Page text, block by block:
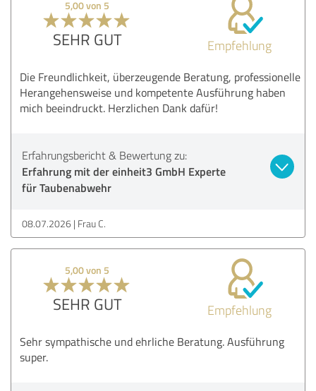
5,00 von 5
SEHR GUT Empfehlung
Die Freundlichkeit, überzeugende Beratung, professionelle
Herangehensweise und kompetente Ausführung haben
mich beeindruckt. Herzlichen Dank dafür!
Erfahrungsbericht & Bewertung zu:
Erfahrung mit der einheit3 GmbH Experte
für Taubenabwehr
08.07.2026 Frau C.
5,00 von 5
SEHR GUT Empfehlung
Sehr sympathische und ehrliche Beratung. Ausführung
super.